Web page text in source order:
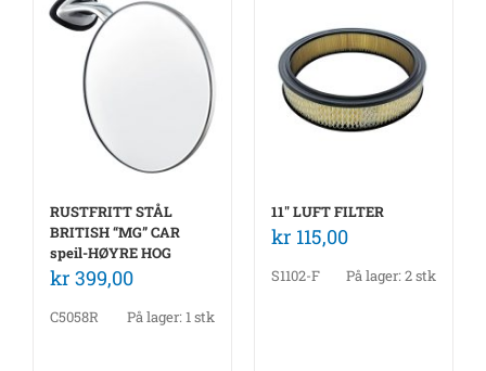
RUSTFRITT STÅL
BRITISH “MG” CAR
speil-HØYRE HOG
kr 399,00
C5058R På lager: 1 stk
11″ LUFT FILTER
kr 115,00
S1102-F På lager: 2 stk